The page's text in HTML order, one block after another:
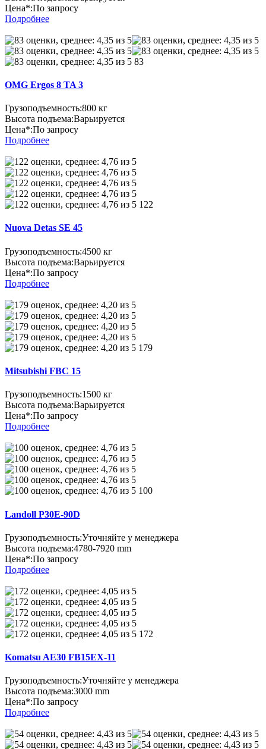
Цена*:По запросу
Подробнее
83
OMG Ergos 8 TA 3
Грузоподъемность:800 кг
Высота подъема:Варьируется
Цена*:По запросу
Подробнее
122
Nuova Detas SE 45
Грузоподъемность:4500 кг
Высота подъема:Варьируется
Цена*:По запросу
Подробнее
179
Mitsubishi FBC 15
Грузоподъемность:1500 кг
Высота подъема:Варьируется
Цена*:По запросу
Подробнее
100
Landoll P30E-90D
Грузоподъемность:Уточняйте у менеджера
Высота подъема:4780-7920 mm
Цена*:По запросу
Подробнее
172
Komatsu AE30 FB15EX-11
Грузоподъемность:Уточняйте у менеджера
Высота подъема:3000 mm
Цена*:По запросу
Подробнее